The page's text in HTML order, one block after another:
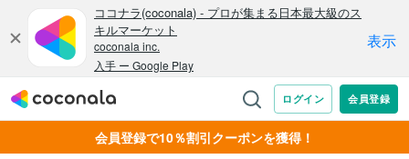
会員登録で10％割引クーポンを獲得！